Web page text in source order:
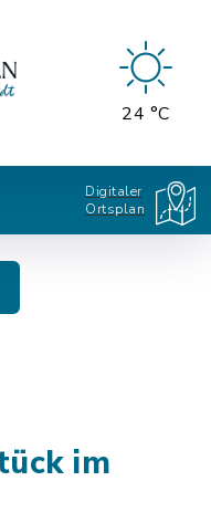
24 °C
Digitaler
Ortsplan
im